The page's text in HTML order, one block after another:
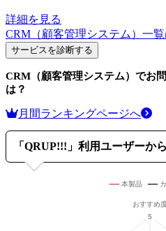
詳細を見る
CRM（顧客管理システム） 一
サービスを診断する
CRM（顧客管理システム） でお
は？
月間ランキングページへ
「 QRUP!!! 」利用ユーザーか